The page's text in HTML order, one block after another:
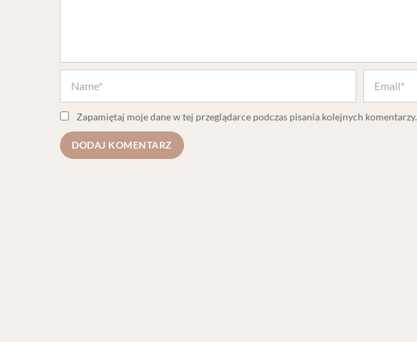
Zapamiętaj moje dane w tej przeglądarce podczas pisania kolejnych komentarzy.